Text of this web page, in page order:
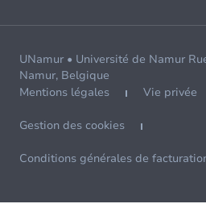
UNamur • Université de Namur
Namur, Belgique
Mentions légales
Vie privée
Gestion des cookies
Conditions générales de